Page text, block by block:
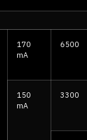
170
mA
6500
150
mA
3300